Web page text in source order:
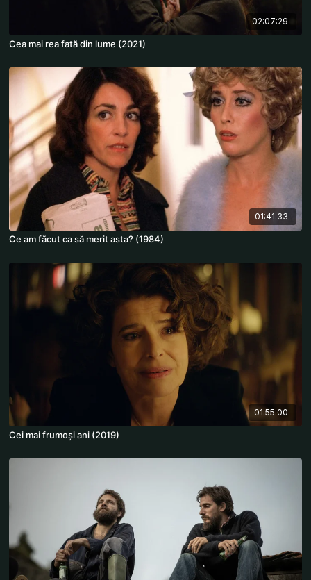
02:07:29
Cea mai rea fată din lume (2021)
01:41:33
Ce am făcut ca să merit asta? (1984)
01:55:00
Cei mai frumoși ani (2019)